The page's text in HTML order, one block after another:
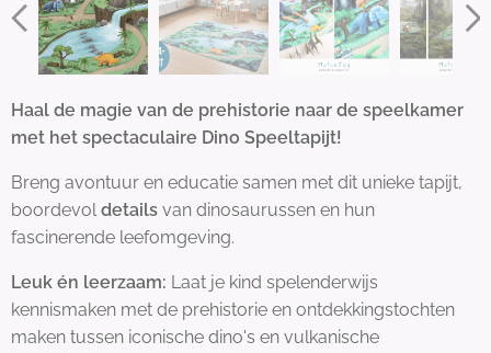
Haal de magie van de prehistorie naar de speelkamer
met het spectaculaire Dino Speeltapijt!
Breng avontuur en educatie samen met dit unieke tapijt,
boordevoldetails van dinosaurussen en hun
fascinerende leefomgeving.
Leuk én leerzaam: Laat je kind spelenderwijs
kennismaken met de prehistorie en ontdekkingstochten
maken tussen iconische dino's en vulkanische